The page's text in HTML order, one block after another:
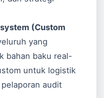
(Custom
yang
bahan baku real-
untuk logistik
audit